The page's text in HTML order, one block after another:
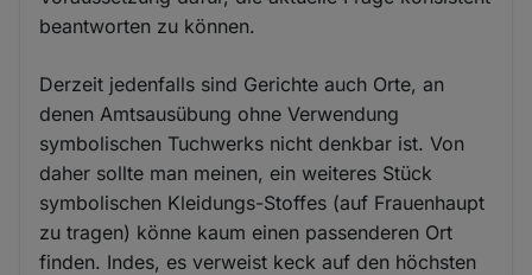
beantworten zu können.
Derzeit jedenfalls sind Gerichte auch Orte, an
denen Amtsausübung ohne Verwendung
symbolischen Tuchwerks nicht denkbar ist. Von
daher sollte man meinen, ein weiteres Stück
symbolischen Kleidungs-Stoffes (auf Frauenhaupt
zu tragen) könne kaum einen passenderen Ort
finden. Indes, es verweist keck auf den höchsten